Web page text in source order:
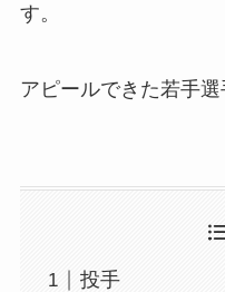
す。
アピールできた若手選
投手